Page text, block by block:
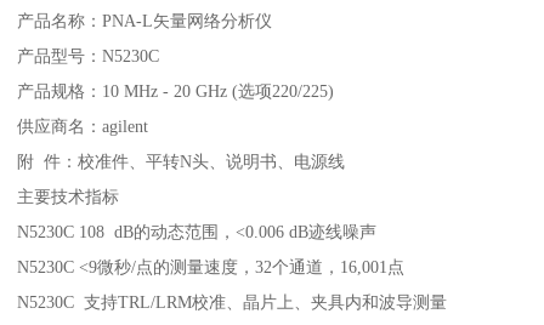
产品名称：PNA-L矢量网络分析仪
产品型号：N5230C
产品规格：10 MHz - 20 GHz (选项220/225)
供应商名：agilent
附 件：校准件、平转N头、说明书、电源线
主要技术指标
N5230C 108 dB的动态范围，<0.006 dB迹线噪声
N5230C <9微秒/点的测量速度，32个通道，16,001点
N5230C 支持TRL/LRM校准、晶片上、夹具内和波导测量